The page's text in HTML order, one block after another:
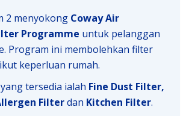
2 menyokong Coway Air
Programme untuk pelanggan
Program ini membolehkan filter
keperluan rumah.
tersedia ialah Fine Dust Filter,
Filterdan Kitchen Filter.